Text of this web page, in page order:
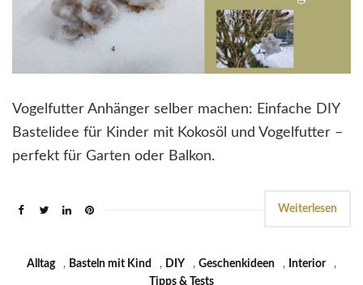
Vogelfutter Anhänger selber machen: Einfache DIY
Bastelidee für Kinder mit Kokosöl und Vogelfutter –
perfekt für Garten oder Balkon.
Weiterlesen
Alltag , Basteln mit Kind , DIY , Geschenkideen , Interior
,
Tipps & Tests